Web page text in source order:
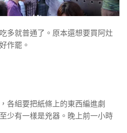
多就普通了。原本還想要買阿灶
作罷。
各組要把紙條上的東西編進劇
少有一樣是兇器。晚上前一小時